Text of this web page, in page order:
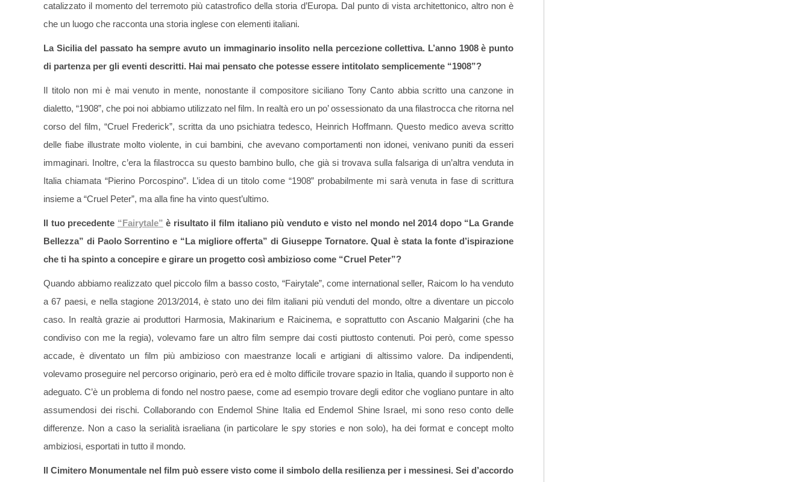
catalizzato il momento del terremoto più catastrofico della storia d’Europa. Dal punto di vista architettonico, altro non è
che un luogo che racconta una storia inglese con elementi italiani.
La Sicilia del passato ha sempre avuto un immaginario insolito nella percezione collettiva. L’anno 1908 è punto
di partenza per gli eventi descritti. Hai mai pensato che potesse essere intitolato semplicemente “1908”?
Il titolo non mi è mai venuto in mente, nonostante il compositore siciliano Tony Canto abbia scritto una canzone in
dialetto, “1908”, che poi noi abbiamo utilizzato nel film. In realtà ero un po’ ossessionato da una filastrocca che ritorna nel
corso del film, “Cruel Frederick”, scritta da uno psichiatra tedesco, Heinrich Hoffmann. Questo medico aveva scritto
delle fiabe illustrate molto violente, in cui bambini, che avevano comportamenti non idonei, venivano puniti da esseri
immaginari. Inoltre, c’era la filastrocca su questo bambino bullo, che già si trovava sulla falsariga di un’altra venduta in
Italia chiamata “Pierino Porcospino”. L’idea di un titolo come “1908” probabilmente mi sarà venuta in fase di scrittura
insieme a “Cruel Peter”, ma alla fine ha vinto quest’ultimo.
Il tuo precedente “Fairytale” è risultato il film italiano più venduto e visto nel mondo nel 2014 dopo “La Grande
Bellezza” di Paolo Sorrentino e “La migliore offerta” di Giuseppe Tornatore. Qual è stata la fonte d’ispirazione
che ti ha spinto a concepire e girare un progetto così ambizioso come “Cruel Peter”?
Quando abbiamo realizzato quel piccolo film a basso costo, “Fairytale”, come international seller, Raicom lo ha venduto
a 67 paesi, e nella stagione 2013/2014, è stato uno dei film italiani più venduti del mondo, oltre a diventare un piccolo
caso. In realtà grazie ai produttori Harmosia, Makinarium e Raicinema, e soprattutto con Ascanio Malgarini (che ha
condiviso con me la regia), volevamo fare un altro film sempre dai costi piuttosto contenuti. Poi però, come spesso
accade, è diventato un film più ambizioso con maestranze locali e artigiani di altissimo valore. Da indipendenti,
volevamo proseguire nel percorso originario, però era ed è molto difficile trovare spazio in Italia, quando il supporto non è
adeguato. C’è un problema di fondo nel nostro paese, come ad esempio trovare degli editor che vogliano puntare in alto
assumendosi dei rischi. Collaborando con Endemol Shine Italia ed Endemol Shine Israel, mi sono reso conto delle
differenze. Non a caso la serialità israeliana (in particolare le spy stories e non solo), ha dei format e concept molto
ambiziosi, esportati in tutto il mondo.
Il Cimitero Monumentale nel film può essere visto come il simbolo della resilienza per i messinesi. Sei d’accordo